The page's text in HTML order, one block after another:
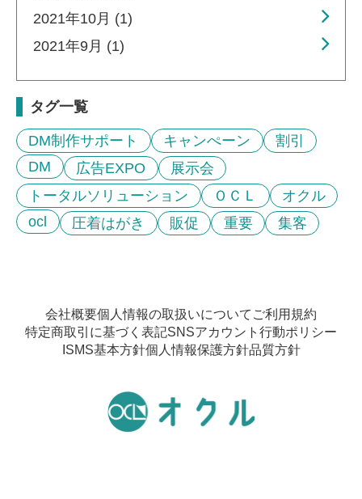
2021年10月 (1)
2021年9月 (1)
タグ一覧
DM制作サポート キャンぺーン
割引
DM
広告EXPO
展示会
トータルソリューション
ＯＣＬ
オクル
ocl
圧着はがき 販促 重要 集客
会社概要個人情報の取扱いについて ご利用規約
特定商取引に基づく表記SNSアカウント行動ポリシー
ISMS基本方針個人情報保護方針品質方針